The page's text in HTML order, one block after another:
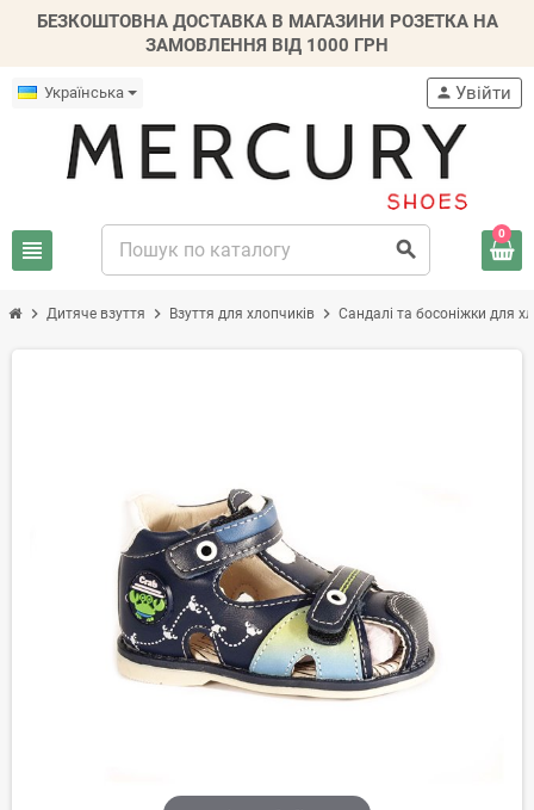
БЕЗКОШТОВНА ДОСТАВКА В МАГАЗИНИ РОЗЕТКА НА
ЗАМОВЛЕННЯ ВІД 1000 ГРН
Українська
view_headline search
person Увійти
0
chevron_right Дитяче взуття chevron_right Взуття для хлопчиків chevron_right Сандалі та босоніжки для